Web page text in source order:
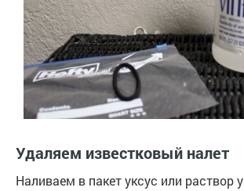
Удаляем известковый налет
Наливаем в пакет уксус или раствор